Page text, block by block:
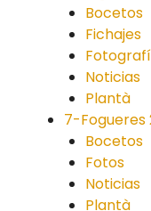
Bocetos
Fichajes
Noticias
Plantà
7-Fogueres
Bocetos
Fotos
Noticias
Plantà